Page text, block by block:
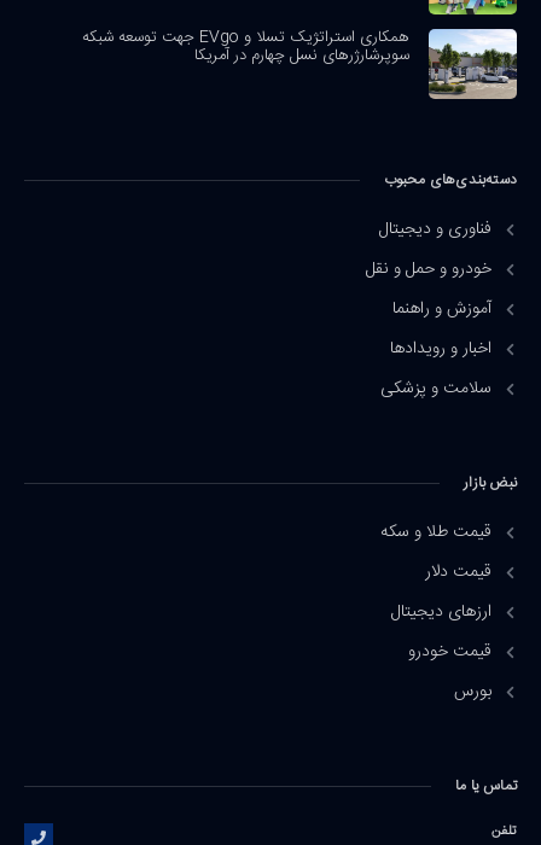
همکاری استراتژیک تسلا و EVgo جهت توسعه شبکه
سوپرشارژرهای نسل چهارم در آمریکا
دسته‌بندی‌های محبوب
فناوری و دیجیتال
خودرو و حمل و نقل
آموزش و راهنما
اخبار و رویدادها
سلامت و پزشکی
نبض بازار
قیمت طلا و سکه
قیمت دلار
ارزهای دیجیتال
قیمت خودرو
بورس
تماس یا ما
تلفن